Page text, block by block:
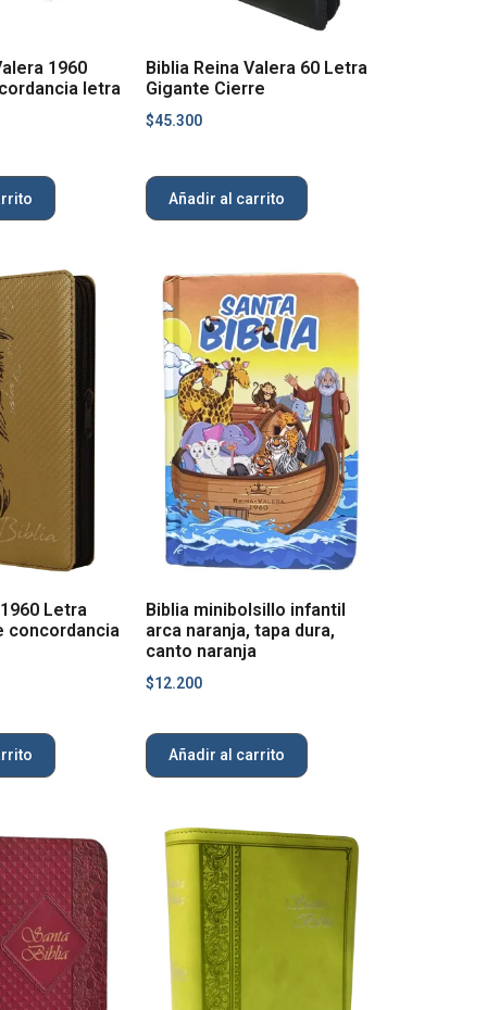
1960
letra
Biblia Reina Valera 60 Letra
Gigante Cierre
$45.300
Añadir al carrito
Letra
concordancia
Biblia minibolsillo infantil
arca naranja, tapa dura,
canto naranja
$12.200
Añadir al carrito